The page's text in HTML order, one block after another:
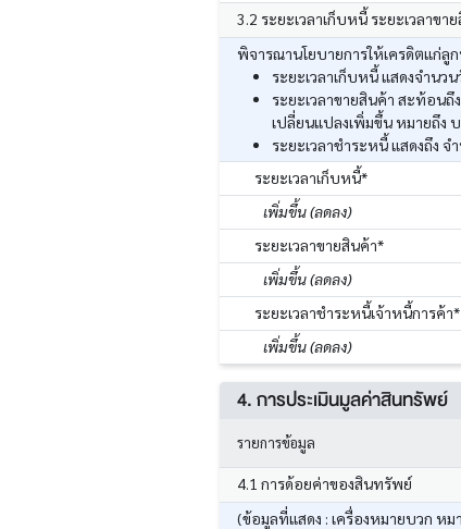
3.2 ระยะเวลาเก็บหนี้ ระยะเวลาขา
พิจารณานโยบายการให้เครดิตแก่ลู
ระยะเวลาเก็บหนี้ แสดงจำนว
ระยะเวลาขายสินค้า สะท้อน
เปลี่ยนแปลงเพิ่มขึ้น หมายถึง
ระยะเวลาชำระหนี้ แสดงถึง
ระยะเวลาเก็บหนี้*
เพิ่มขึ้น (ลดลง)
ระยะเวลาขายสินค้า*
เพิ่มขึ้น (ลดลง)
ระยะเวลาชำระหนี้เจ้าหนี้การค้า*
เพิ่มขึ้น (ลดลง)
4. การประเมินมูลค่าสินทรัพย์
รายการข้อมูล
4.1 การด้อยค่าของสินทรัพย์
(ข้อมูลที่แสดง : เครื่องหมายบวก หม